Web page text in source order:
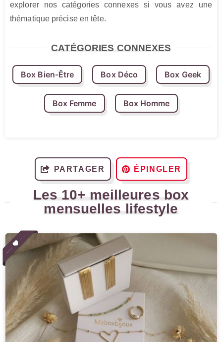
explorer nos catégories connexes si vous avez une
thématique précise en tête.
CATÉGORIES CONNEXES
Box Bien-Être Box Déco Box Geek
Box Femme Box Homme
PARTAGER ÉPINGLER
Les 10+ meilleures box
mensuelles lifestyle